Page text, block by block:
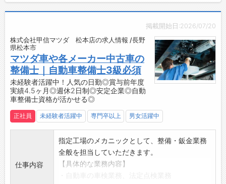
の物事に対していろいろな考え方をできるよう
になりました。
■2013年入社/副店長（総合職）
ロイヤルオートサービスは、若いスタッフがた
くさんいて活気のある会社です。
悩み事や分からないことがあっても、頼もしい
上司がいつでも支えてくれます。
そして、なによりも様々なことに挑戦ができる
会社です。
【取扱メーカー】
レクサス、トヨタ、日産、ホンダ、マツダ、ス
バル、スズキ、三菱自動車、
一度、全社員が集まる「ビジョンミーティン
グ」という会議を設け、部門・役職・経験年
り、“KSビジョン実現の為にどのような行動を
すれば良いか”という話し合いを行っておりま
す。
・店舗では、スタッフ全員と担当の本社スタッ
フで、職場環境や業務改善のための「クリアミ
ーティング」を定期的に開催し、店舗と本部の
情報共有と相互理解を図っています。
カード」によって感謝の気持ちを大切にし、健
康診断受診や有給取得の推進など、社員が安心
して働き続けるための取組みも行っています◎
掲載開始日:2026/07/20
株式会社甲信マツダ 松本店の求人情報 /長野
県松本市
マツダ車や各メーカー中古車の
整備士｜自動車整備士3級必須
未経験者活躍中！人気の日勤◎賞与前年度
実績4.5ヶ月◎週休2日制◎安定企業◎自動
車整備士資格が活かせる◎
正社員 未経験者活躍中 専門卒以上 男女活躍中
仕事内容
指定工場のメカニックとして、整備・鈑金業務
全般を担当していただきます。
【具体的な業務内容】